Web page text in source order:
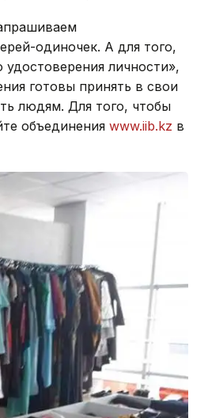
одиночек. А для того,
личности»,
готовы принять в свои
людям. Для того, чтобы
объединения www.iib.kz в